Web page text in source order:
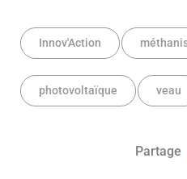
Innov'Action
photovoltaïque veau
Partage